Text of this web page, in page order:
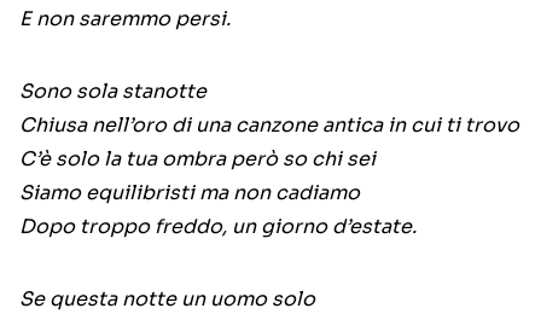
E non saremmo persi.
Sono sola stanotte
Chiusa nell’oro di una canzone antica in cui ti trovo
C’è solo la tua ombra però so chi sei
Siamo equilibristi ma non cadiamo
Dopo troppo freddo, un giorno d’estate.
Se questa notte un uomo solo